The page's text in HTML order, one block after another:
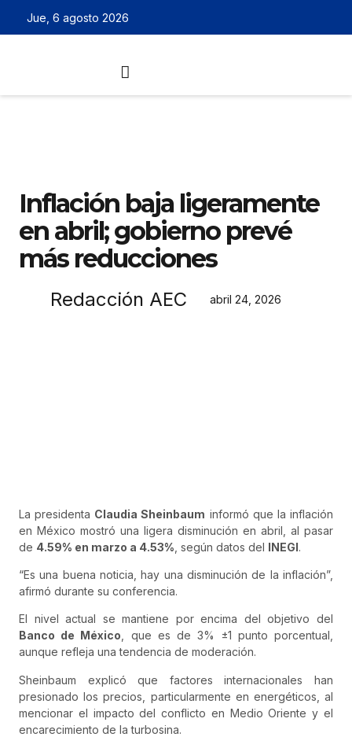
Jue, 6 agosto 2026
Inflación baja ligeramente
en abril; gobierno prevé
más reducciones
Redacción AEC abril 24, 2026
La presidenta Claudia Sheinbaum informó que la inflación
en México mostró una ligera disminución en abril, al pasar
de 4.59% en marzo a 4.53% , según datos del INEGI.
“Es una buena noticia, hay una disminución de la inflación”,
afirmó durante su conferencia.
El nivel actual se mantiene por encima del objetivo del
Banco de México , que es de 3% ±1 punto porcentual,
aunque refleja una tendencia de moderación.
Sheinbaum explicó que factores internacionales han
presionado los precios, particularmente en energéticos, al
mencionar el impacto del conflicto en Medio Oriente y el
encarecimiento de la turbosina.